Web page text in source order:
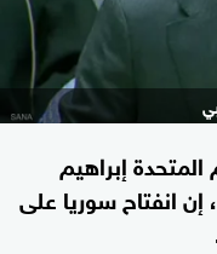
إبراهيم
إن انفتاح سوريا على